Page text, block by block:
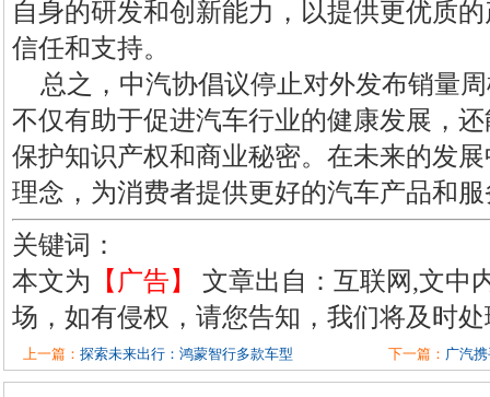
自身的研发和创新能力，以提供更优质
信任和支持。
总之，中汽协倡议停止对外发布销量
不仅有助于促进汽车行业的健康发展，
保护知识产权和商业秘密。在未来的发
理念，为消费者提供更好的汽车产品和
关键词：
本文为 【广告】
文章出自：互联网,文中
场，如有侵权，请您告知，我们将及时
上一篇： 探索未来出行：鸿蒙智行多款车型 下一篇： 广汽